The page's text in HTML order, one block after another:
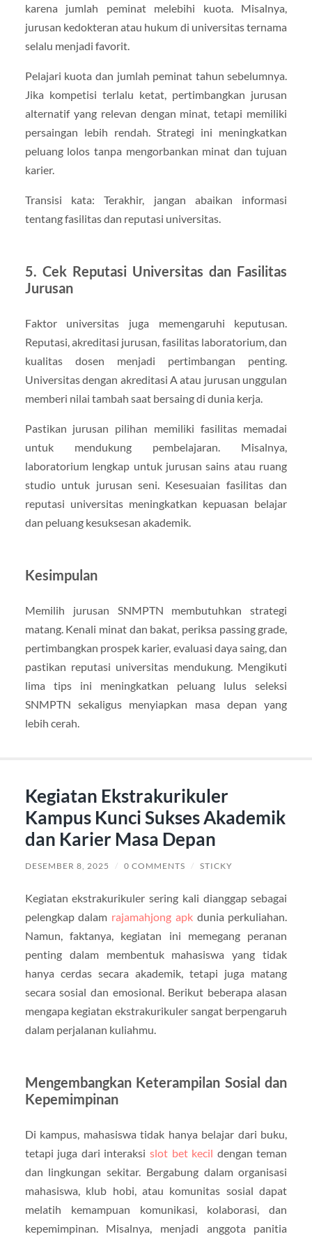
karena jumlah peminat melebihi kuota. Misalnya,
jurusan kedokteran atau hukum di universitas ternama
selalu menjadi favorit.
Pelajari kuota dan jumlah peminat tahun sebelumnya.
Jika kompetisi terlalu ketat, pertimbangkan jurusan
alternatif yang relevan dengan minat, tetapi memiliki
persaingan lebih rendah. Strategi ini meningkatkan
peluang lolos tanpa mengorbankan minat dan tujuan
karier.
Transisi kata: Terakhir, jangan abaikan informasi
tentang fasilitas dan reputasi universitas.
5. Cek Reputasi Universitas dan Fasilitas
Jurusan
Faktor universitas juga memengaruhi keputusan.
Reputasi, akreditasi jurusan, fasilitas laboratorium, dan
kualitas dosen menjadi pertimbangan penting.
Universitas dengan akreditasi A atau jurusan unggulan
memberi nilai tambah saat bersaing di dunia kerja.
Pastikan jurusan pilihan memiliki fasilitas memadai
untuk mendukung pembelajaran. Misalnya,
laboratorium lengkap untuk jurusan sains atau ruang
studio untuk jurusan seni. Kesesuaian fasilitas dan
reputasi universitas meningkatkan kepuasan belajar
dan peluang kesuksesan akademik.
Kesimpulan
Memilih jurusan SNMPTN membutuhkan strategi
matang. Kenali minat dan bakat, periksa passing grade,
pertimbangkan prospek karier, evaluasi daya saing, dan
pastikan reputasi universitas mendukung. Mengikuti
lima tips ini meningkatkan peluang lulus seleksi
SNMPTN sekaligus menyiapkan masa depan yang
lebih cerah.
Kegiatan Ekstrakurikuler
Kampus Kunci Sukses Akademik
dan Karier Masa Depan
DESEMBER 8, 2025 / 0 COMMENTS / STICKY
Kegiatan ekstrakurikuler sering kali dianggap sebagai
pelengkap dalam rajamahjong apkdunia perkuliahan.
Namun, faktanya, kegiatan ini memegang peranan
penting dalam membentuk mahasiswa yang tidak
hanya cerdas secara akademik, tetapi juga matang
secara sosial dan emosional. Berikut beberapa alasan
mengapa kegiatan ekstrakurikuler sangat berpengaruh
dalam perjalanan kuliahmu.
Mengembangkan Keterampilan Sosial dan
Kepemimpinan
Di kampus, mahasiswa tidak hanya belajar dari buku,
tetapi juga dari interaksi slot bet kecil dengan teman
dan lingkungan sekitar. Bergabung dalam organisasi
mahasiswa, klub hobi, atau komunitas sosial dapat
melatih kemampuan komunikasi, kolaborasi, dan
kepemimpinan. Misalnya, menjadi anggota panitia